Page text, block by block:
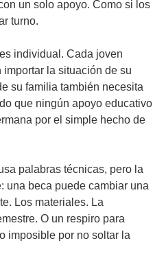
un solo apoyo. Como si los
turno.
individual. Cada joven
la situación de su
su familia también necesita
que ningún apoyo educativo
por el simple hecho de
palabras técnicas, pero la
una beca puede cambiar una
Los materiales. La
O un respiro para
imposible por no soltar la